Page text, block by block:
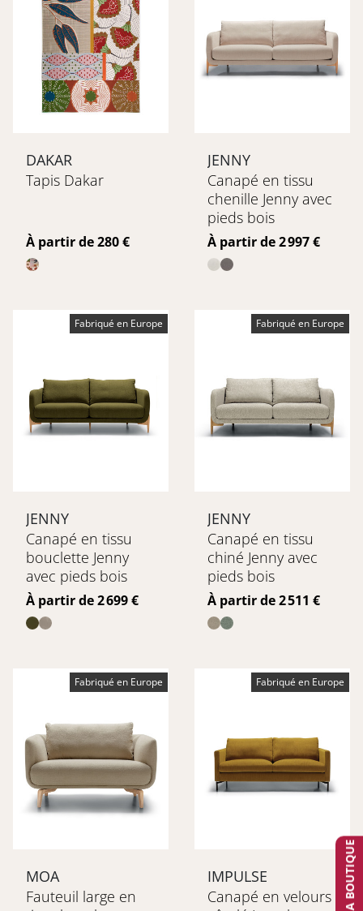
DAKAR
Tapis Dakar
Prix
À partir de 280 €
JENNY
Canapé en tissu
chenille Jenny avec
pieds bois
Prix
À partir de 2 997 €
Fabriqué en Europe
JENNY
Canapé en tissu
bouclette Jenny
avec pieds bois
Prix
À partir de 2 699 €
Fabriqué en Europe
JENNY
Canapé en tissu
chiné Jenny avec
pieds bois
Prix
À partir de 2 511 €
Fabriqué en Europe
MOA
Fauteuil large en
Fabriqué en Europe
IMPULSE
Canapé en velours